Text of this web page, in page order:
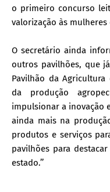
o primeiro concurso
valorização às mulheres
O secretário ainda
outros pavilhões, que
Pavilhão da
da produção
impulsionar a inovação
ainda mais na
produtos e serviços
pavilhões para
estado.’’